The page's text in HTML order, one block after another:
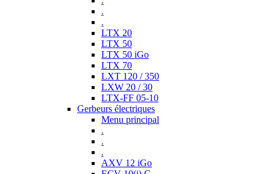
.
.
LTX 20
LTX 50
LTX 50 iGo
LTX 70
LXT 120 / 350
LXW 20 / 30
LTX-FF 05-10
Gerbeurs électriques
Menu principal
.
.
.
AXV 12 iGo